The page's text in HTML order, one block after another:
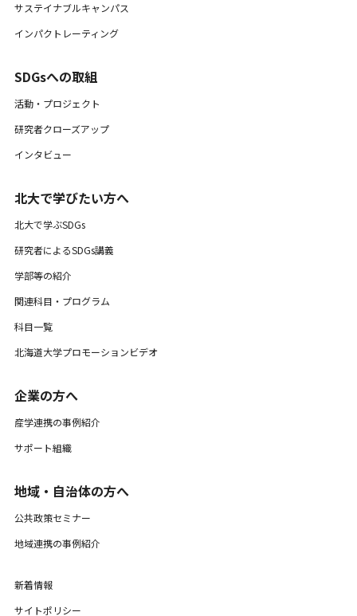
サステイナブルキャンパス
インパクトレーティング
SDGsへの取組
活動・プロジェクト
研究者クローズアップ
インタビュー
北大で学びたい方へ
北大で学ぶSDGs
研究者によるSDGs講義
学部等の紹介
関連科目・プログラム
科目一覧
北海道大学プロモーションビデオ
企業の方へ
産学連携の事例紹介
サポート組織
地域・自治体の方へ
公共政策セミナー
地域連携の事例紹介
新着情報
サイトポリシー